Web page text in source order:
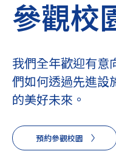
參觀校
我們全年歡迎有意
們如何透過先進設
的美好未來。
預約參觀校園